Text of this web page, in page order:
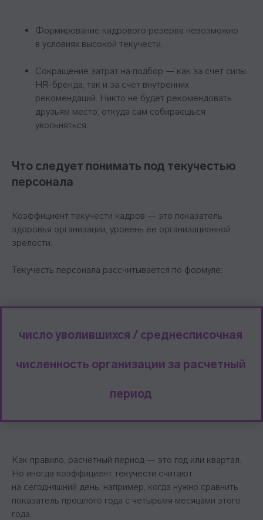
Формирование кадрового резерва невозможно
в условиях высокой текучести.
Сокращение затрат на подбор — как за счет силы
HR-бренда, так и за счет внутренних
рекомендаций. Никто не будет рекомендовать
друзьям место, откуда сам собираешься
увольняться.
Что следует понимать под текучестью
персонала
Коэффициент текучести кадров — это показатель
здоровья организации, уровень ее организационной
зрелости.
Текучесть персонала рассчитывается по формуле:
число уволившихся / среднесписочная
численность организации за расчетный
период
Как правило, расчетный период — это год или квартал.
Но иногда коэффициент текучести считают
на сегодняшний день, например, когда нужно сравнить
показатель прошлого года с четырьмя месяцами этого
года.